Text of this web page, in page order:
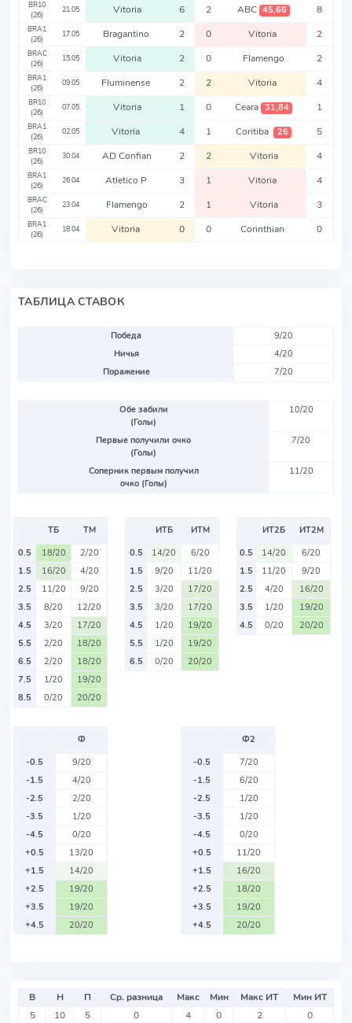
BR10
(26)
21.05 Vitoria 6 2 ABC 45,66 8
BRA1
(26)
17.05 Bragantino 2 0 Vitoria 2
BRAC
(26)
15.05 Vitoria 2 0 Flamengo 2
BRA1
(26)
09.05 Fluminense 2 2 Vitoria 4
BR10
(26)
07.05 Vitoria 1 0 Ceara 31,84 1
BRA1
(26)
02.05 Vitoria 4 1 Coritiba 26 5
BR10
(26)
30.04 AD Confian 2 2 Vitoria 4
BRA1
(26)
26.04 Atletico P 3 1 Vitoria 4
BRAC
(26)
23.04 Flamengo 2 1 Vitoria 3
BRA1
(26)
18.04 Vitoria 0 0 Corinthian 0
ТАБЛИЦА СТАВОК
Победа
9/20
Ничья
4/20
Поражение
7/20
Обе забили
(Голы)
10/20
Первые получили очко
(Голы)
7/20
Соперник первым получил
очко (Голы)
11/20
ТБ
ТМ
0.5
18/20
2/20
1.5
16/20
4/20
2.5
11/20
9/20
3.5
8/20
12/20
4.5
3/20
17/20
5.5
2/20
18/20
6.5
2/20
18/20
7.5
1/20
19/20
8.5
0/20 20/20
ИТБ
ИТМ
0.5
14/20
6/20
1.5
9/20
11/20
2.5
3/20
17/20
3.5
3/20
17/20
4.5
1/20
19/20
5.5
1/20
19/20
6.5
0/20 20/20
ИТ2Б
ИТ2М
0.5
14/20
6/20
1.5
11/20
9/20
2.5
4/20
16/20
3.5
1/20
19/20
4.5
0/20 20/20
Ф
-0.5
9/20
-1.5
4/20
-2.5
2/20
-3.5
1/20
-4.5
0/20
+0.5
13/20
+1.5
14/20
+2.5
19/20
+3.5
19/20
+4.5
20/20
Ф2
-0.5
7/20
-1.5
6/20
-2.5
1/20
-3.5
1/20
-4.5
0/20
+0.5
11/20
+1.5
16/20
+2.5
18/20
+3.5
19/20
+4.5
20/20
В Н П Ср. разница Макс Мин Макс ИТ
Мин ИТ
5
10 5 0 4 0 2 0